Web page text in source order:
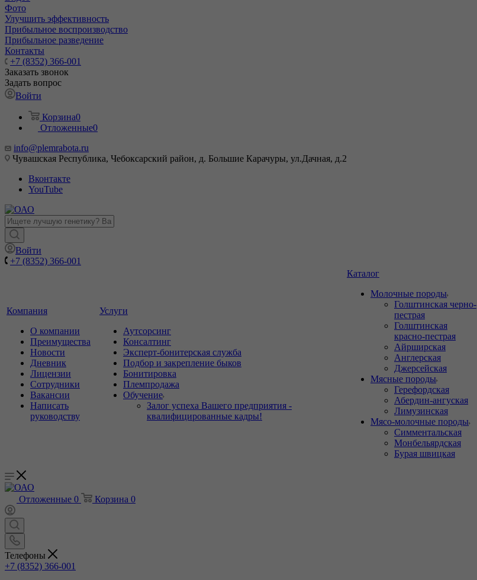
Фото
Улучшить эффективность
Прибыльное воспроизводство
Прибыльное разведение
Контакты
+7 (8352) 366-001
Заказать звонок
Задать вопрос
Войти
Корзина0
Отложенные0
info@plemrabota.ru
Чувашская Республика, Чебоксарский район, д. Большие Карачуры, ул.Дачная, д.2
Вконтакте
YouTube
Войти
+7 (8352) 366-001
Компания
О компании
Преимущества
Новости
Дневник
Лицензии
Сотрудники
Вакансии
Написать
руководству
Услуги
Аутсорсинг
Консалтинг
Эксперт-бонитерская служба
Подбор и закрепление быков
Бонитировка
Племпродажа
Обучение
Залог успеха Вашего предприятия -
квалифицированные кадры!
Каталог
Молочные породы
Голштинская черно-
пестрая
Голштинская
красно-пестрая
Айрширская
Англерская
Джерсейская
Мясные породы
Герефордская
Абердин-ангуская
Лимузинская
Мясо-молочные породы
Симментальская
Монбельярдская
Бурая швицкая
Отложенные 0 Корзина 0
Телефоны
+7 (8352) 366-001